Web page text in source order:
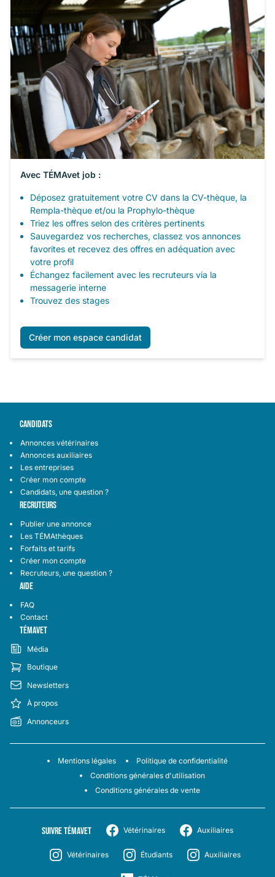
Avec TÉMAvet job :
Déposez gratuitement votre CV dans la CV-thèque, la
Rempla-thèque et/ou la Prophylo-thèque
Triez les offres selon des critères pertinents
Sauvegardez vos recherches, classez vos annonces
favorites et recevez des offres en adéquation avec
votre profil
Échangez facilement avec les recruteurs via la
messagerie interne
Trouvez des stages
Créer mon espace candidat
CANDIDATS
Annonces vétérinaires
Annonces auxiliaires
Les entreprises
Créer mon compte
Candidats, une question ?
RECRUTEURS
Publier une annonce
Les TÉMAthèques
Forfaits et tarifs
Créer mon compte
Recruteurs, une question ?
AIDE
FAQ
Contact
TÉMAVET
Média
Boutique
Newsletters
À propos
Annonceurs
Mentions légales
Politique de confidentialité
Conditions générales d'utilisation
Conditions générales de vente
SUIVRE TÉMAVET Vétérinaires Auxiliaires
Vétérinaires Étudiants Auxiliaires